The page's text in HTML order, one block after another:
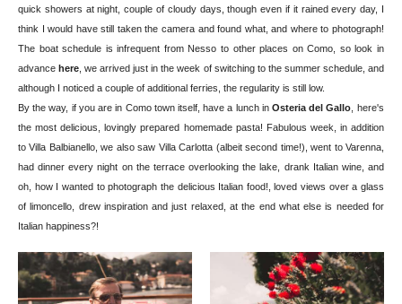
quick showers at night, couple of cloudy days, though even if it rained every day, I
think I would have still taken the camera and found what, and where to photograph!
The boat schedule is infrequent from Nesso to other places on Como, so look in
advance here , we arrived just in the week of switching to the summer schedule, and
although I noticed a couple of additional ferries, the regularity is still low.
By the way, if you are in Como town itself, have a lunch in Osteria del Gallo , here's
the most delicious, lovingly prepared homemade pasta! Fabulous week, in addition
to Villa Balbianello, we also saw Villa Carlotta (albeit second time!), went to Varenna,
had dinner every night on the terrace overlooking the lake, drank Italian wine, and
oh, how I wanted to photograph the delicious Italian food!, loved views over a glass
of limoncello, drew inspiration and just relaxed, at the end what else is needed for
Italian happiness?!